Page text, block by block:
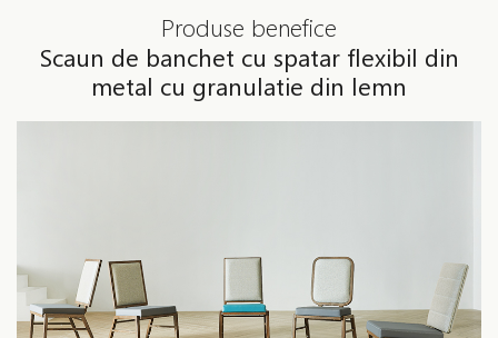
Produse benefice
Scaun de banchet cu spatar flexibil din
metal cu granulatie din lemn